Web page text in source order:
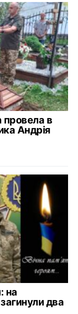
провела в
Андрія
на
загинули два